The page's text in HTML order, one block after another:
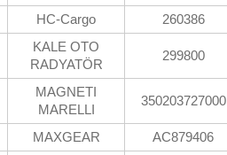
HC-Cargo 260386
KALE OTO
RADYATÖR
299800
MAGNETI
MARELLI
350203727000
MAXGEAR AC879406